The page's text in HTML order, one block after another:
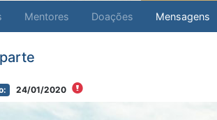
Mentores Doações Mensagens
24/01/2020